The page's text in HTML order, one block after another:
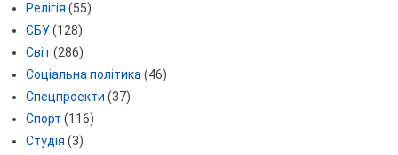
Релігія (55)
СБУ(128)
Світ (286)
Соціальна політика(46)
Спецпроекти (37)
Спорт (116)
Студія (3)